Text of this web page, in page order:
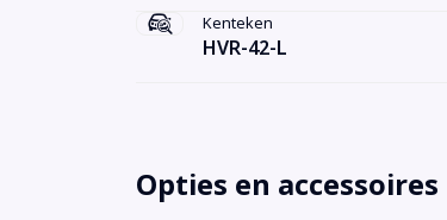
Kenteken
HVR-42-L
Opties en accessoires